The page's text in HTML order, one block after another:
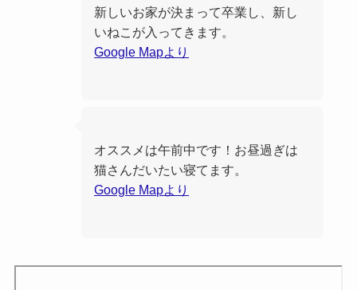
新しいお家が決まって卒業し、新し
いねこが入ってきます。
Google Mapより
オススメは午前中です！お昼過ぎは
猫さんだいたい寝てます。
Google Mapより